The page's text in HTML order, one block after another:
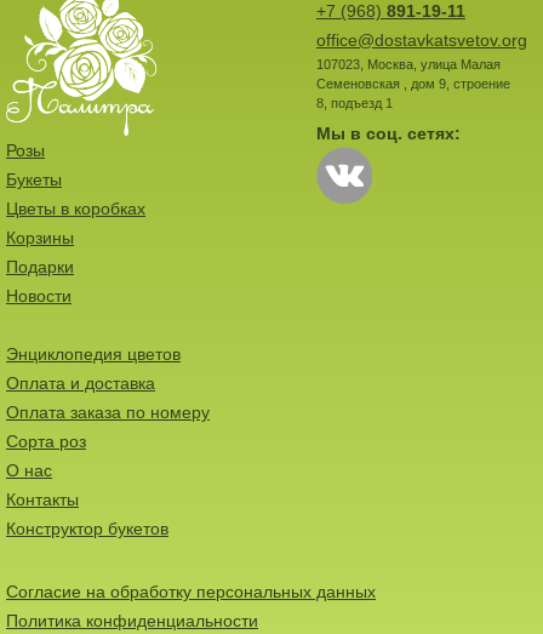
+7 (968) 891-19-11
office@dostavkatsvetov.org
107023, Москва, улица Малая
Семеновская , дом 9, строение
8, подъезд 1
Мы в соц. сетях:
Розы
Букеты
Цветы в коробках
Корзины
Подарки
Новости
Энциклопедия цветов
Оплата и доставка
Оплата заказа по номеру
Сорта роз
О нас
Контакты
Конструктор букетов
Согласие на обработку персональных данных
Политика конфиденциальности